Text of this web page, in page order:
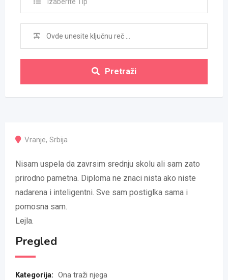
Izaberite Tip
Pretraži
Vranje, Srbija
Nisam uspela da zavrsim srednju skolu ali sam zato
prirodno pametna. Diploma ne znaci nista ako niste
nadarena i inteligentni. Sve sam postiglka sama i
pomosna sam.
Lejla.
Pregled
Kategorija: Ona traži njega